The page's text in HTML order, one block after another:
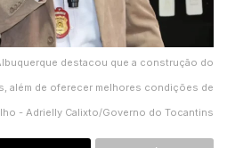
destacou que a construção do
além de oferecer melhores condições de
- Adrielly Calixto/Governo do Tocantins